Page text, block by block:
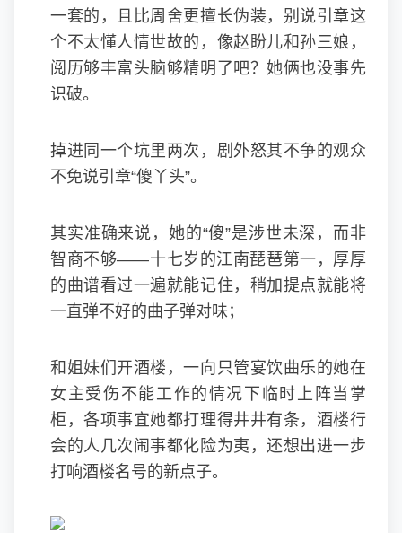
一套的，且比周舍更擅长伪装，别说引章这
个不太懂人情世故的，像赵盼儿和孙三娘，
阅历够丰富头脑够精明了吧？她俩也没事先
识破。
掉进同一个坑里两次，剧外怒其不争的观众
不免说引章“傻丫头”。
其实准确来说，她的“傻”是涉世未深，而非
智商不够——十七岁的江南琵琶第一，厚厚
的曲谱看过一遍就能记住，稍加提点就能将
一直弹不好的曲子弹对味；
和姐妹们开酒楼，一向只管宴饮曲乐的她在
女主受伤不能工作的情况下临时上阵当掌
柜，各项事宜她都打理得井井有条，酒楼行
会的人几次闹事都化险为夷，还想出进一步
打响酒楼名号的新点子。